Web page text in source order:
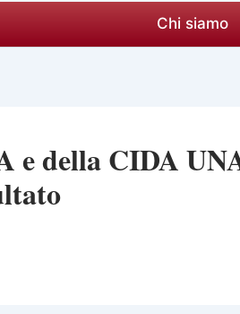
Chi siamo
e della CIDA